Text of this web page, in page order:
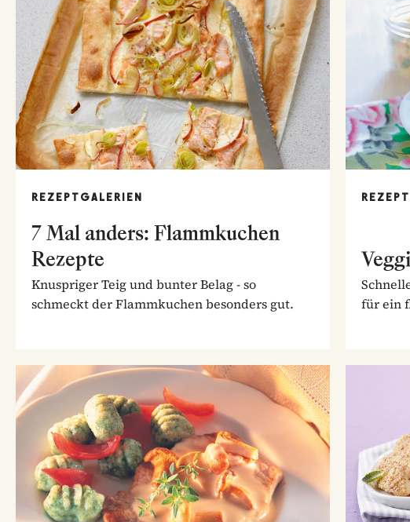
REZEPTGALERIEN
7 Mal anders: Flammkuchen
Rezepte
Knuspriger Teig und bunter Belag - so
schmeckt der Flammkuchen besonders gut.
für ein